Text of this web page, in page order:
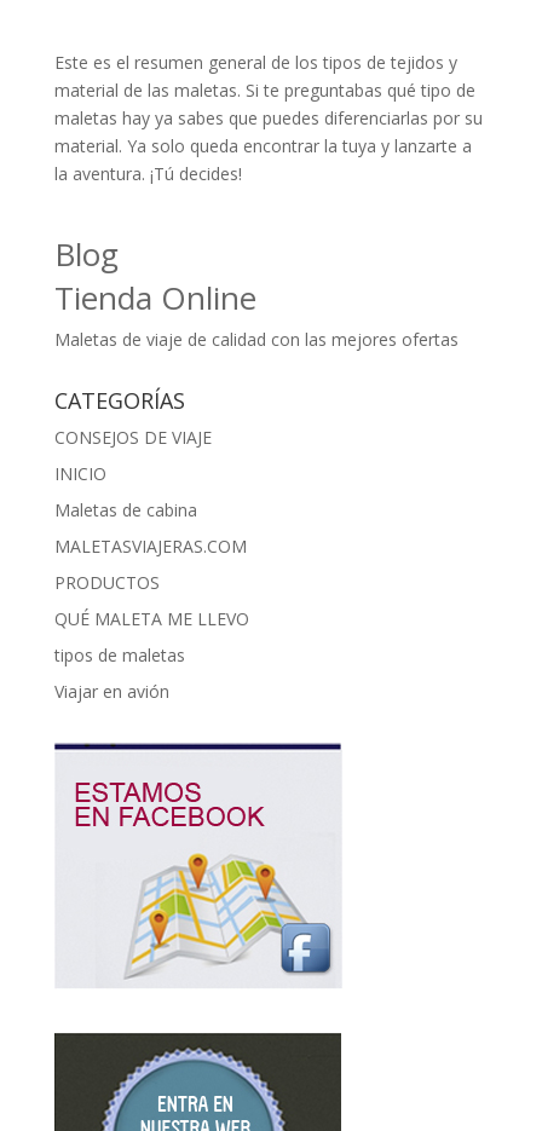
Este es el resumen general de los tipos de tejidos y
material de las maletas. Si te preguntabas qué tipo de
maletas hay ya sabes que puedes diferenciarlas por su
material. Ya solo queda encontrar la tuya y lanzarte a
la aventura. ¡Tú decides!
Blog
Tienda Online
Maletas de viaje de calidad con las mejores ofertas
CATEGORÍAS
CONSEJOS DE VIAJE
INICIO
Maletas de cabina
MALETASVIAJERAS.COM
PRODUCTOS
QUÉ MALETA ME LLEVO
tipos de maletas
Viajar en avión